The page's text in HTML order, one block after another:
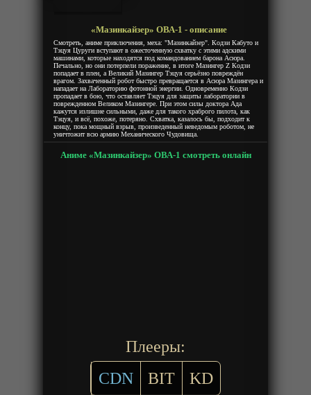
«Мазинкайзер» ОВА-1 - описание
Смотреть, аниме приключения, меха: "Мазинкайзер". Кодзи Кабуто и
Тэцуя Цуруги вступают в ожесточенную схватку с этими адскими
машинами, которые находятся под командованием барона Асюра.
Печально, но они потерпели поражение, в итоге Мазингер Z Кодзи
попадает в плен, а Великий Мазингер Тэцуя серьёзно повреждён
врагом. Захваченный робот быстро превращается в Асюра Мазингера и
нападает на Лабораторию фотонной энергии. Одновременно Кодзи
пропадает в бою, что оставляет Тэцуя для защиты лаборатории в
поврежденном Великом Мазингере. При этом силы доктора Ада
кажутся излишне сильными, даже для такого храброго пилота, как
Тэцуя, и всё, похоже, потеряно. Схватка, казалось бы, подходит к
концу, пока мощный взрыв, произведенный неведомым роботом, не
уничтожит всю армию Механического Чудовища.
Аниме «Мазинкайзер» ОВА-1 смотреть онлайн
Плееры:
CDN
BIT KD